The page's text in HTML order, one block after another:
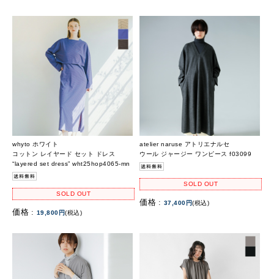
whyto ホワイト
コットン レイヤード セット ドレス
“layered set dress” wht25hop4065-mn
SOLD OUT
価格 : 19,800円(税込)
atelier naruse アトリエナルセ
ウール ジャージー ワンピース f03099
SOLD OUT
価格 : 37,400円(税込)